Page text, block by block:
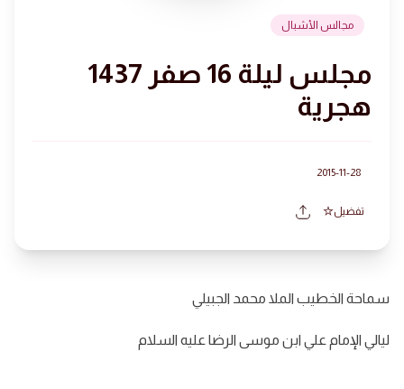
مجالس الأشبال
مجلس ليلة 16 صفر 1437
هجرية
2015-11-28
تفضيل
سماحة الخطيب الملا محمد الجبيلي
ليالي الإمام علي ابن موسى الرضا عليه السلام